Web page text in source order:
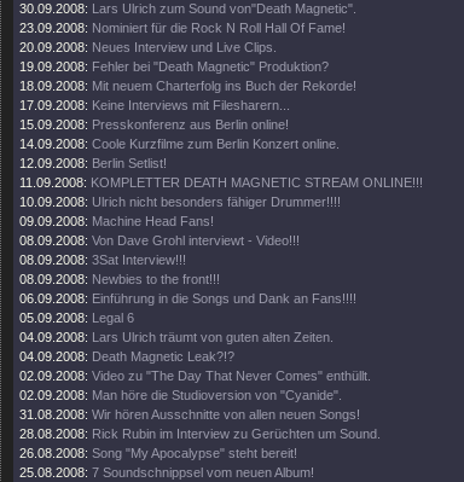
30.09.2008: Lars Ulrich zum Sound von"Death Magnetic".
23.09.2008: Nominiert für die Rock N Roll Hall Of Fame!
20.09.2008: Neues Interview und Live Clips.
19.09.2008: Fehler bei "Death Magnetic" Produktion?
18.09.2008: Mit neuem Charterfolg ins Buch der Rekorde!
17.09.2008: Keine Interviews mit Filesharern...
15.09.2008: Presskonferenz aus Berlin online!
14.09.2008: Coole Kurzfilme zum Berlin Konzert online.
12.09.2008: Berlin Setlist!
11.09.2008: KOMPLETTER DEATH MAGNETIC STREAM ONLINE!!!
10.09.2008: Ulrich nicht besonders fähiger Drummer!!!!
09.09.2008: Machine Head Fans!
08.09.2008: Von Dave Grohl interviewt - Video!!!
08.09.2008: 3Sat Interview!!!
08.09.2008: Newbies to the front!!!
06.09.2008: Einführung in die Songs und Dank an Fans!!!!
05.09.2008: Legal 6
04.09.2008: Lars Ulrich träumt von guten alten Zeiten.
04.09.2008: Death Magnetic Leak?!?
02.09.2008: Video zu "The Day That Never Comes" enthüllt.
02.09.2008: Man höre die Studioversion von "Cyanide".
31.08.2008: Wir hören Ausschnitte von allen neuen Songs!
28.08.2008: Rick Rubin im Interview zu Gerüchten um Sound.
26.08.2008: Song "My Apocalypse" steht bereit!
25.08.2008: 7 Soundschnippsel vom neuen Album!